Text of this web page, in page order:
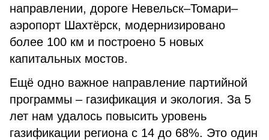
направлении, дороге Невельск–Томари–
аэропорт Шахтёрск, модернизировано
более 100 км и построено 5 новых
капитальных мостов.
Ещё одно важное направление партийной
программы – газификация и экология. За 5
лет нам удалось повысить уровень
газификации региона с 14 до 68%. Это один